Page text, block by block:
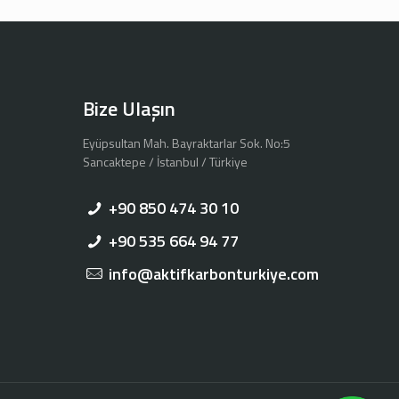
Bize Ulaşın
Eyüpsultan Mah. Bayraktarlar Sok. No:5
Sancaktepe / İstanbul / Türkiye
+90 850 474 30 10
+90 535 664 94 77
info@aktifkarbonturkiye.com